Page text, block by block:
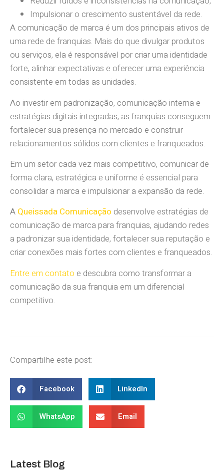
Impulsionar o crescimento sustentável da rede.
A comunicação de marca é um dos principais ativos de
uma rede de franquias. Mais do que divulgar produtos
ou serviços, ela é responsável por criar uma identidade
forte, alinhar expectativas e oferecer uma experiência
consistente em todas as unidades.
Ao investir em padronização, comunicação interna e
estratégias digitais integradas, as franquias conseguem
fortalecer sua presença no mercado e construir
relacionamentos sólidos com clientes e franqueados.
Em um setor cada vez mais competitivo, comunicar de
forma clara, estratégica e uniforme é essencial para
consolidar a marca e impulsionar a expansão da rede.
A Queissada Comunicação desenvolve estratégias de
comunicação de marca para franquias, ajudando redes
a padronizar sua identidade, fortalecer sua reputação e
criar conexões mais fortes com clientes e franqueados.
Entre em contato e descubra como transformar a
comunicação da sua franquia em um diferencial
competitivo.
Compartilhe este post:
Facebook LinkedIn
WhatsApp Email
Latest Blog